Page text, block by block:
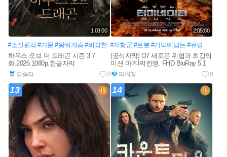
1:03:00
#소설원작#가문 #왕위계승 #비장한
하우스 오브 더 드래곤 시즌 3 7
화.2026.1080p.한글자막
경승라 0
2:05:00
#저항군 #로봇 #기억에남는 #유명한액션
[공식자막] O7 새로운 위협과 최강의
미션 마ㅈI막전쟁. FHD BluRay 5.1
파워정 0
13 14